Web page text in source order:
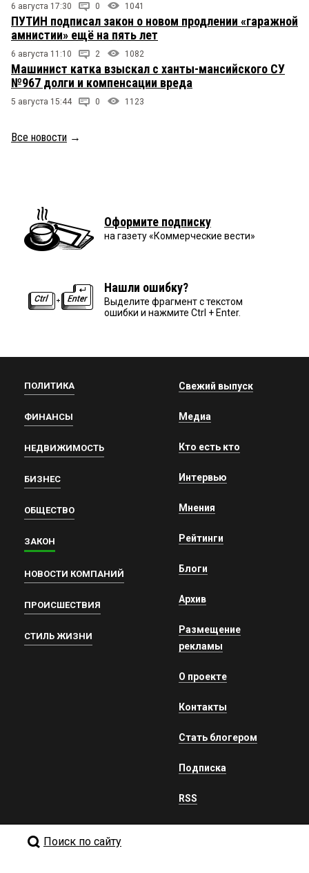
6 августа 17:30 0 1041
ПУТИН подписал закон о новом продлении «гаражной
амнистии» ещё на пять лет
6 августа 11:10 2 1082
Машинист катка взыскал с ханты-мансийского СУ
№967 долги и компенсации вреда
5 августа 15:44 0 1123
Все новости →
Оформите подписку
на газету «Коммерческие вести»
Нашли ошибку?
Выделите фрагмент с текстом
ошибки и нажмите Ctrl + Enter.
ПОЛИТИКА
ФИНАНСЫ
НЕДВИЖИМОСТЬ
БИЗНЕС
ОБЩЕСТВО
ЗАКОН
НОВОСТИ КОМПАНИЙ
ПРОИСШЕСТВИЯ
СТИЛЬ ЖИЗНИ
Свежий выпуск
Медиа
Кто есть кто
Интервью
Мнения
Рейтинги
Блоги
Архив
Размещение
рекламы
О проекте
Контакты
Стать блогером
Подписка
RSS
Поиск по сайту